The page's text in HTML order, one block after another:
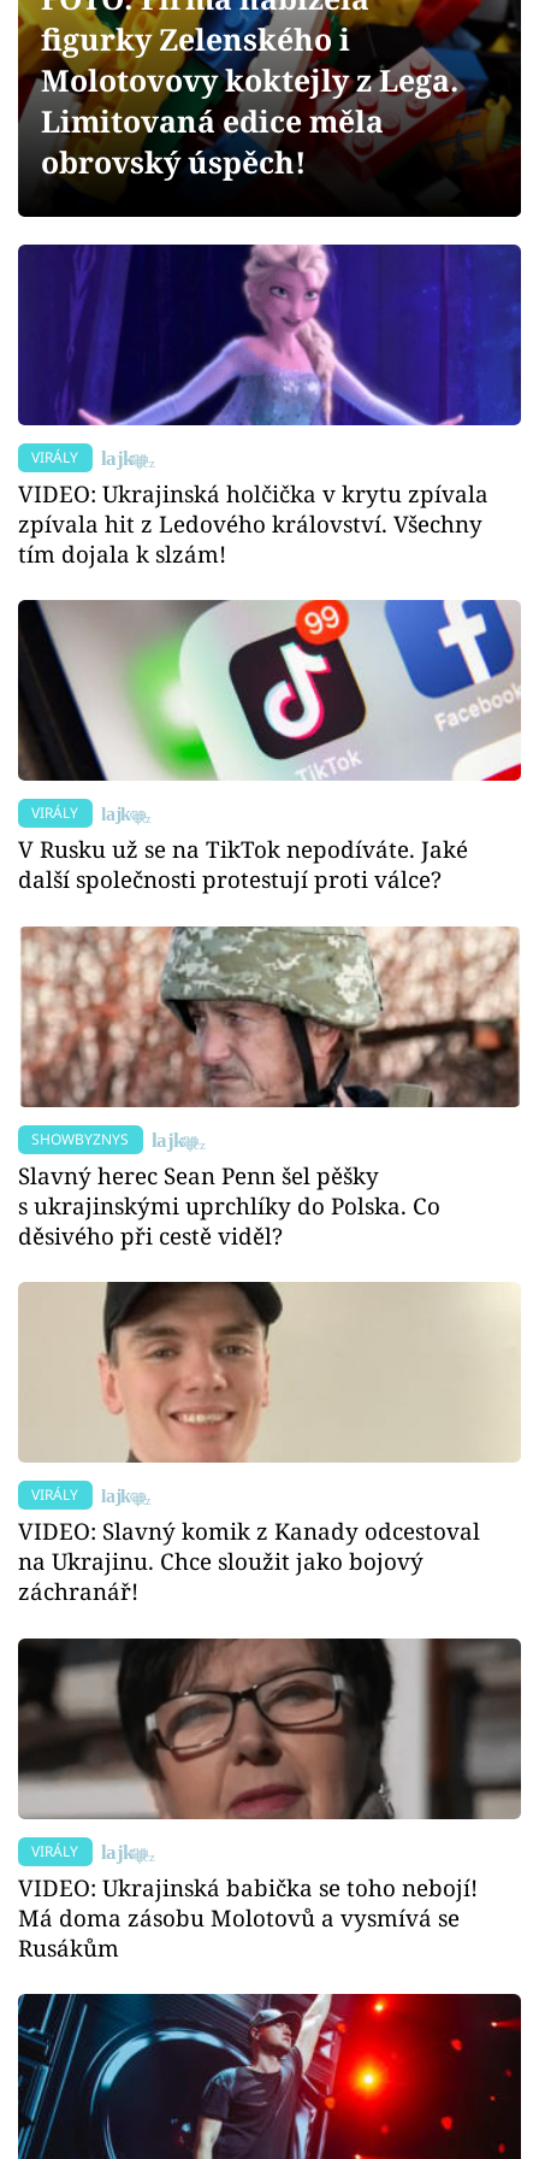
Videa
Sledujte prima+
Sledujte nás
figurky Zelenského i
Molotovovy koktejly z Lega.
Limitovaná edice měla
obrovský úspěch!
VIRÁLY
VIDEO: Ukrajinská holčička v krytu zpívala
zpívala hit z Ledového království. Všechny
tím dojala k slzám!
VIRÁLY
V Rusku už se na TikTok nepodíváte. Jaké
další společnosti protestují proti válce?
SHOWBYZNYS
Slavný herec Sean Penn šel pěšky
s ukrajinskými uprchlíky do Polska. Co
děsivého při cestě viděl?
VIRÁLY
VIDEO: Slavný komik z Kanady odcestoval
na Ukrajinu. Chce sloužit jako bojový
záchranář!
VIRÁLY
VIDEO: Ukrajinská babička se toho nebojí!
Má doma zásobu Molotovů a vysmívá se
Rusákům